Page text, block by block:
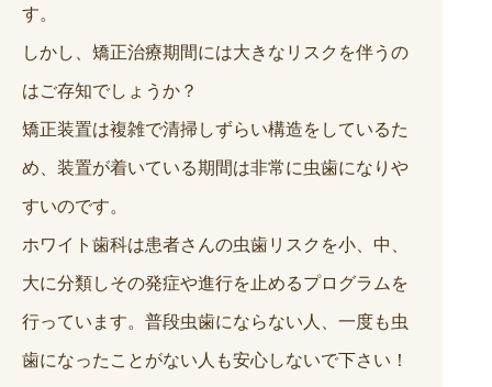
す。
しかし、矯正治療期間には大きなリスクを伴うの
はご存知でしょうか？
矯正装置は複雑で清掃しずらい構造をしているた
め、装置が着いている期間は非常に虫歯になりや
すいのです。
ホワイト歯科は患者さんの虫歯リスクを小、中、
大に分類しその発症や進行を止めるプログラムを
行っています。普段虫歯にならない人、一度も虫
歯になったことがない人も安心しないで下さい！